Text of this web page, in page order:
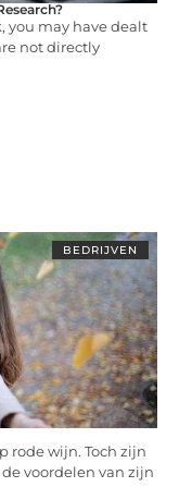
you may have dealt
not directly
BEDRIJVEN
rode wijn. Toch zijn
voordelen van zijn